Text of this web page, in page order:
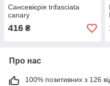
Сансевієрія trifasciata
canary
416 ₴
Про нас
100% позитивних з 126